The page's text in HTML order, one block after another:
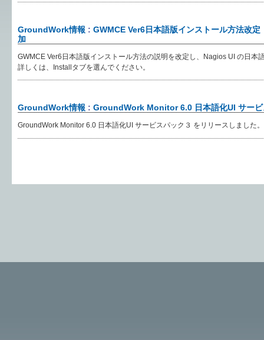
GroundWork情報 : GWMCE Ver6日本語版インストール方法
加
GWMCE Ver6日本語版インストール方法の説明を改定し、Nagios UI の日本
詳しくは、Installタブを選んでください。
GroundWork情報 : GroundWork Monitor 6.0 日本語化UI サービ
GroundWork Monitor 6.0 日本語化UI サービスパック３ をリリースしました。